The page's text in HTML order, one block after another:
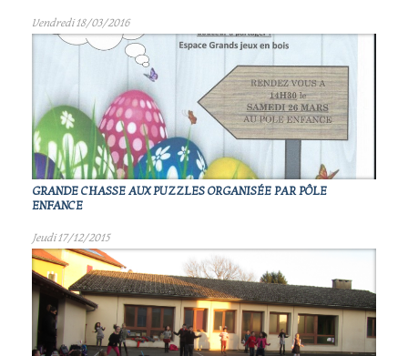
Vendredi 18/03/2016
GRANDE CHASSE AUX PUZZLES ORGANISÉE PAR PÔLE
ENFANCE
Jeudi 17/12/2015